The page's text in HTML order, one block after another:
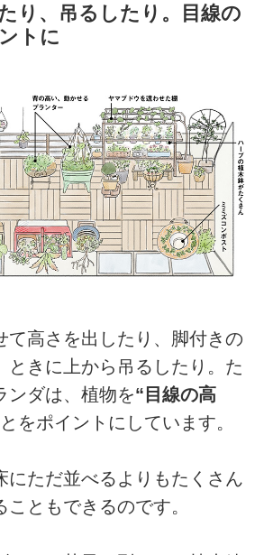
り、吊るしたり。目線の
トに
て高さを出したり、脚付きの
ときに上から吊るしたり。た
ンダは、植物を“目線の高
をポイントにしています。
にただ並べるよりもたくさん
ともできるのです。